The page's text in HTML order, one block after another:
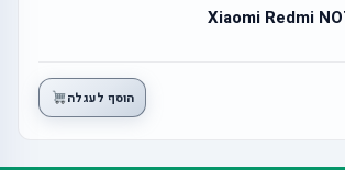
הוסף לעגלה